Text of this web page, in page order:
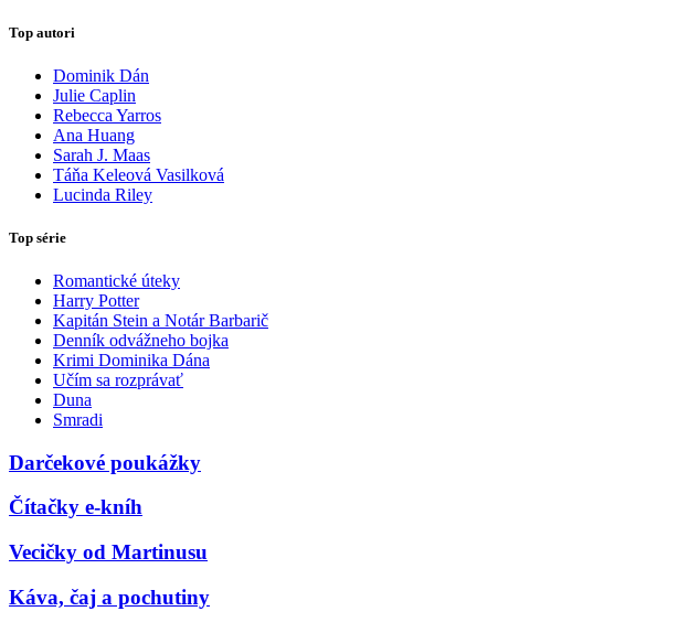
Top autori
Dominik Dán
Julie Caplin
Rebecca Yarros
Ana Huang
Sarah J. Maas
Táňa Keleová Vasilková
Lucinda Riley
Top série
Romantické úteky
Harry Potter
Kapitán Stein a Notár Barbarič
Denník odvážneho bojka
Krimi Dominika Dána
Učím sa rozprávať
Duna
Smradi
Darčekové poukážky
Čítačky e-kníh
Vecičky od Martinusu
Káva, čaj a pochutiny